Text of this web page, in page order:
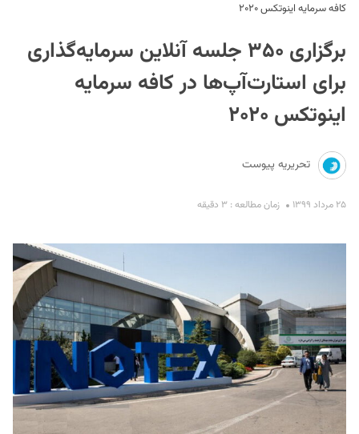
کافه سرمایه اینوتکس ۲۰۲۰
برگزاری ۳۵۰ جلسه آنلاین سرمایه‌گذاری
برای استارت‌آپ‌ها در کافه سرمایه
اینوتکس ۲۰۲۰
تحریریه پیوست
۲۵ مرداد ۱۳۹۹ زمان مطالعه : ۳ دقیقه